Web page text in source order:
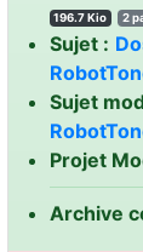
196.7 Kio 2
Sujet :
Sujet
Projet
Archive